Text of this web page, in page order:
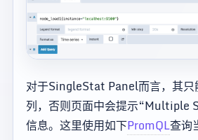
对于SingleStat Panel而言，其只
列，否则页面中会提示“Multiple
信息。这里使用如下PromQL查询